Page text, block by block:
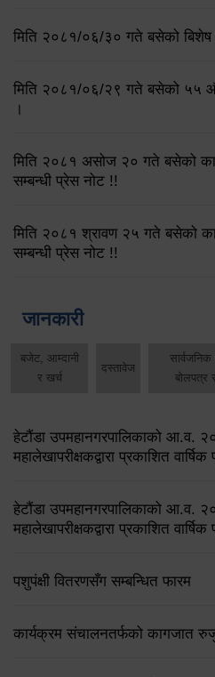
मिति २०८१/०६/३० गते बसेको बिशेष
मिति २०८१/०६/२९ गते बसेको ५५ औं
।
मिति २०८१ असोज २० गते बसेको
सम्बन्धी प्रेस नोट !!
मिति २०८१ श्रावण २५ गते बसेको
सम्बन्धी प्रेस नोट !!
जानकारी
बजेट, आम्दानी
र खर्च
दस्तावेज
बोलपत्र
हेटौंडा उपमहानगरपालिकाको आ.व.
महालेखापरीक्षकद्वारा प्रकाशित
हेटौंडा उपमहानगरपालिकाको आ.व.
महालेखापरीक्षकद्वारा प्रकाशित
पशुपंक्षी वितरणसँग सम्बन्धित फारम
कार्यक्रम संचालनतर्फको कागजात